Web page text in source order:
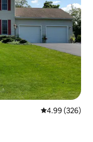
Penarafan
4.99 (326)